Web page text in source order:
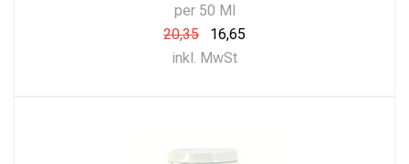
per 50 Ml
20,35
16,65
inkl. MwSt